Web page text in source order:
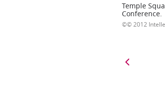
Temple
Conference.
© 2012